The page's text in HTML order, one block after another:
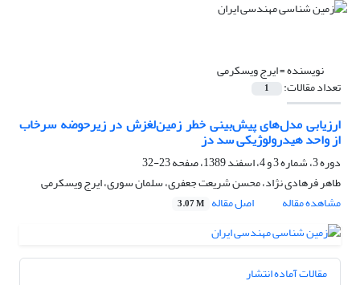
نویسنده =ایرج ویسکرمی
تعداد مقالات: 1
ارزیابی مدل‌های پیش‌بینی خطر زمین‌لغزش در زیرحوضه سرخاب
از واحد هیدرولوژیکی سد دز
دوره 3، شماره 3 و 4، اسفند 1389، صفحه
23-32
طاهر فرهادی نژاد، محسن شریعت جعفری، سلمان سوری، ایرج ویسکرمی
مشاهده مقاله
اصل مقاله 3.07 M
مقالات آماده انتشار